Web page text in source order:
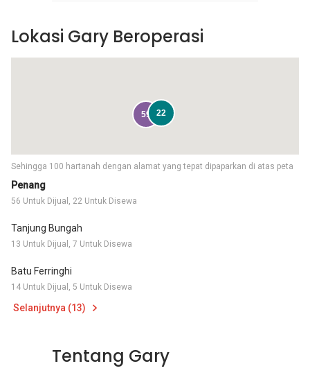
Penang
56 Untuk Dijual, 22 Untuk Disewa
Tanjung Bungah
13 Untuk Dijual, 7 Untuk Disewa
Batu Ferringhi
14 Untuk Dijual, 5 Untuk Disewa
Selanjutnya (13)
Sehingga 100 hartanah dengan alamat yang tepat dipaparkan di atas peta
59 22
Lokasi Gary Beroperasi
Tentang Gary